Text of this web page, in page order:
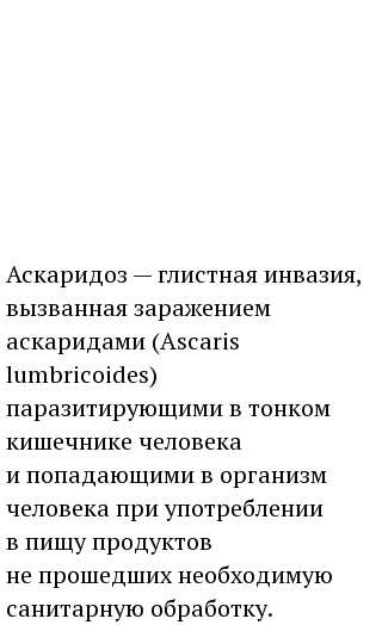
Аскаридоз — глистная инвазия,
вызванная заражением
аскаридами (Ascaris
lumbricoides)
паразитирующими в тонком
кишечнике человека
и попадающими в организм
человека при употреблении
в пищу продуктов
не прошедших необходимую
санитарную обработку.